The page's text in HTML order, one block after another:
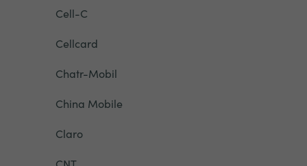
Cell-C
Cellcard
Chatr-Mobil
China Mobile
Claro